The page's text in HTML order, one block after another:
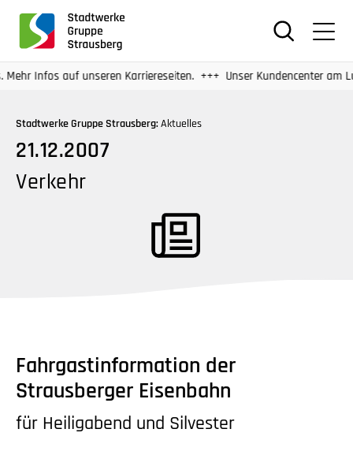
Screenreader
oder
Navigation
Tabulatorentaste:
Überspringen
der
Hauptnavigation
Infos auf unseren Karriereseiten. Unser Kundencenter am
Stadtwerke Gruppe Strausberg: Aktuelles
21.12.2007
Verkehr
Fahrgastinformation der
Strausberger Eisenbahn
für Heiligabend und Silvester